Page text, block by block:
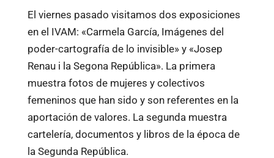
El viernes pasado visitamos dos exposiciones
en el IVAM: «Carmela García, Imágenes del
poder-cartografía de lo invisible» y «Josep
Renau i la Segona República». La primera
muestra fotos de mujeres y colectivos
femeninos que han sido y son referentes en la
aportación de valores. La segunda muestra
cartelería, documentos y libros de la época de
la Segunda República.